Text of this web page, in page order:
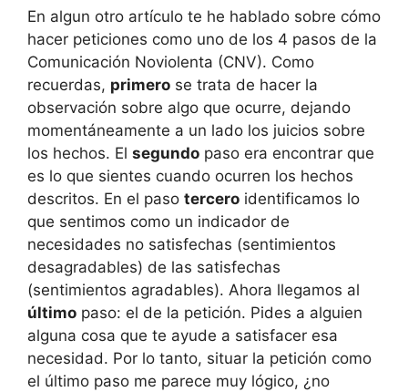
En algun otro artículo te he hablado sobre cómo
hacer peticiones como uno de los 4 pasos de la
Comunicación Noviolenta (CNV). Como
recuerdas, primero se trata de hacer la
observación sobre algo que ocurre, dejando
momentáneamente a un lado los juicios sobre
los hechos. El segundo paso era encontrar que
es lo que sientes cuando ocurren los hechos
descritos. En el paso tercero identificamos lo
que sentimos como un indicador de
necesidades no satisfechas (sentimientos
desagradables) de las satisfechas
(sentimientos agradables). Ahora llegamos al
último paso: el de la petición. Pides a alguien
alguna cosa que te ayude a satisfacer esa
necesidad. Por lo tanto, situar la petición como
el último paso me parece muy lógico, ¿no